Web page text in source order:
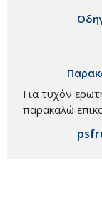
Για τυχόν
παρακαλώ